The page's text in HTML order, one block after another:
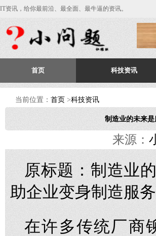
IT资讯，给你最前沿、最全面、最牛逼的资讯。
首页 科技资讯
当前位置： 首页 >科技资讯
制造业的未来
来源：
原标题：制造业
助企业变身制造服
在许多传统厂商